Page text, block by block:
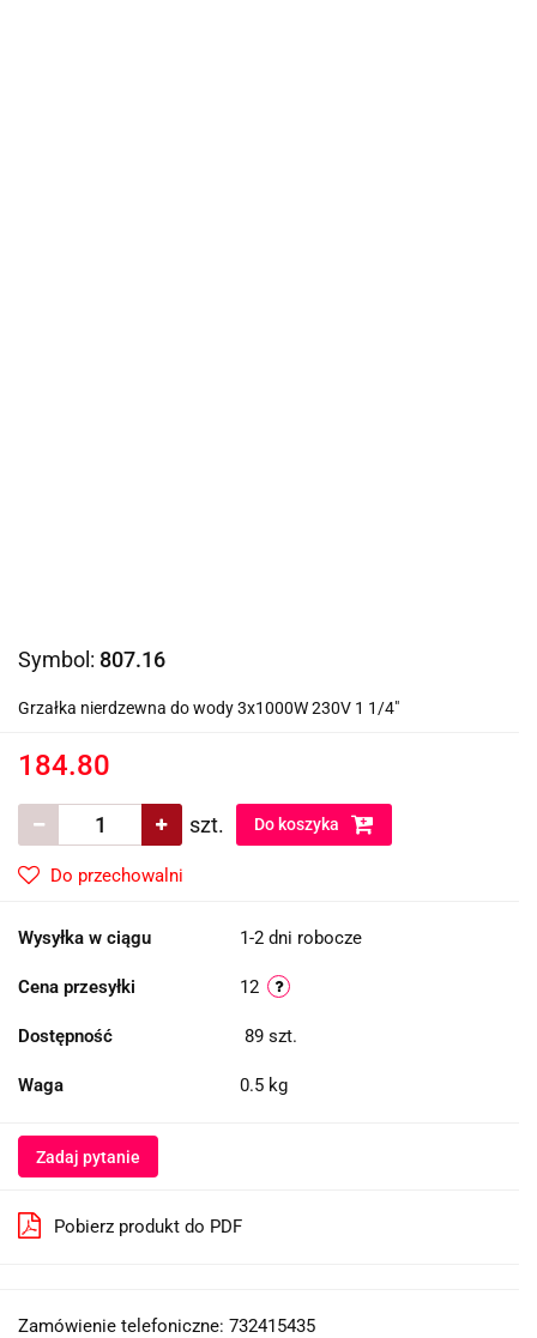
Symbol: 807.16
Grzałka nierdzewna do wody 3x1000W 230V 1 1/4"
184.80
szt. Do koszyka
Do przechowalni
Wysyłka w ciągu 1-2 dni robocze
Cena przesyłki 12
Dostępność 89 szt.
Waga 0.5 kg
Zadaj pytanie
Pobierz produkt do PDF
Zamówienie telefoniczne: 732415435